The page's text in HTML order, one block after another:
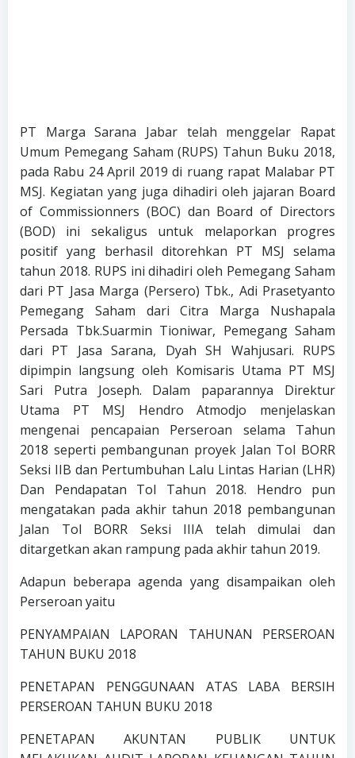
PT Marga Sarana Jabar telah menggelar Rapat
Umum Pemegang Saham (RUPS) Tahun Buku 2018,
pada Rabu 24 April 2019 di ruang rapat Malabar PT
MSJ. Kegiatan yang juga dihadiri oleh jajaran Board
of Commissionners (BOC) dan Board of Directors
(BOD) ini sekaligus untuk melaporkan progres
positif yang berhasil ditorehkan PT MSJ selama
tahun 2018. RUPS ini dihadiri oleh Pemegang Saham
dari PT Jasa Marga (Persero) Tbk., Adi Prasetyanto
Pemegang Saham dari Citra Marga Nushapala
Persada Tbk.Suarmin Tioniwar, Pemegang Saham
dari PT Jasa Sarana, Dyah SH Wahjusari. RUPS
dipimpin langsung oleh Komisaris Utama PT MSJ
Sari Putra Joseph. Dalam paparannya Direktur
Utama PT MSJ Hendro Atmodjo menjelaskan
mengenai pencapaian Perseroan selama Tahun
2018 seperti pembangunan proyek Jalan Tol BORR
Seksi IIB dan Pertumbuhan Lalu Lintas Harian (LHR)
Dan Pendapatan Tol Tahun 2018. Hendro pun
mengatakan pada akhir tahun 2018 pembangunan
Jalan Tol BORR Seksi IIIA telah dimulai dan
ditargetkan akan rampung pada akhir tahun 2019.
Adapun beberapa agenda yang disampaikan oleh
Perseroan yaitu
PENYAMPAIAN LAPORAN TAHUNAN PERSEROAN
TAHUN BUKU 2018
PENETAPAN PENGGUNAAN ATAS LABA BERSIH
PERSEROAN TAHUN BUKU 2018
PENETAPAN AKUNTAN PUBLIK UNTUK